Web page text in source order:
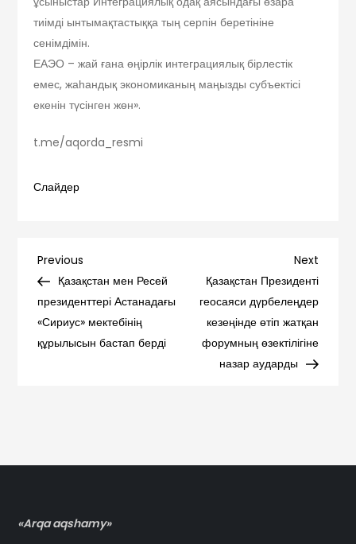
тиімді ынтымақтастыққа тың серпін беретініне
сенімдімін.
ЕАЭО – жай ғана өңірлік интеграциялық бірлестік
емес, жаһандық экономиканың маңызды субъектісі
екенін түсінген жөн».
t.me/aqorda_resmi
Слайдер
Навигация
по
записям
Previous
Post
Previous
Қазақстан мен Ресей
президенттері Астанадағы
«Сириус» мектебінің
құрылысын бастап берді
Next
Post
Next
Қазақстан Президенті
геосаяси дүрбелеңдер
кезеңінде өтіп жатқан
форумның өзектілігіне
назар аударды
«Arqa aqshamy»